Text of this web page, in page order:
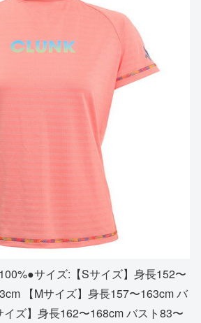
サイズ:【Sサイズ】身長152〜
【Mサイズ】身長157〜163cm バ
ズ】身長162〜168cm バスト83〜